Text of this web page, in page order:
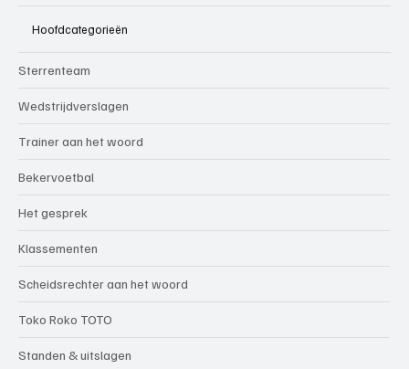
Hoofdcategorieën
Sterrenteam
Wedstrijdverslagen
Trainer aan het woord
Bekervoetbal
Het gesprek
Klassementen
Scheidsrechter aan het woord
Toko Roko TOTO
Standen & uitslagen